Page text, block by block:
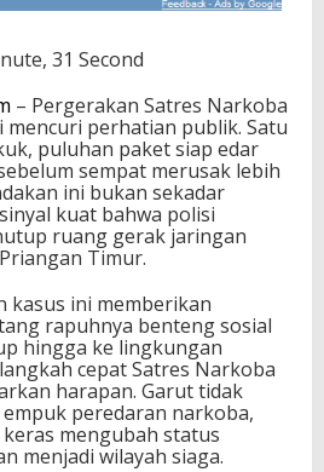
31 Second
– Pergerakan Satres Narkoba
mencuri perhatian publik. Satu
puluhan paket siap edar
sempat merusak lebih
ini bukan sekadar
kuat bahwa polisi
ruang gerak jaringan
Timur.
kasus ini memberikan
rapuhnya benteng sosial
hingga ke lingkungan
cepat Satres Narkoba
harapan. Garut tidak
peredaran narkoba,
mengubah status
menjadi wilayah siaga.